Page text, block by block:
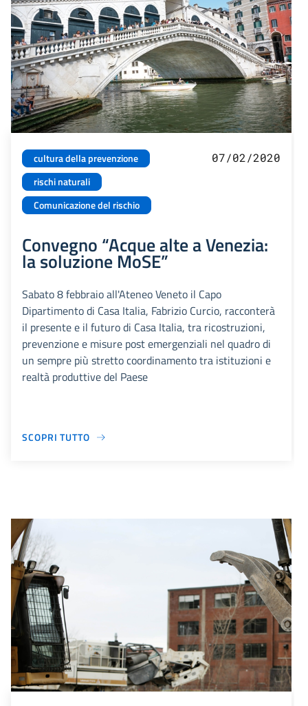
cultura della prevenzione
rischi naturali
Comunicazione del rischio
07/02/2020
Convegno “Acque alte a Venezia:
la soluzione MoSE”
Sabato 8 febbraio all'Ateneo Veneto il Capo
Dipartimento di Casa Italia, Fabrizio Curcio, racconterà
il presente e il futuro di Casa Italia, tra ricostruzioni,
prevenzione e misure post emergenziali nel quadro di
un sempre più stretto coordinamento tra istituzioni e
realtà produttive del Paese
SCOPRI TUTTO